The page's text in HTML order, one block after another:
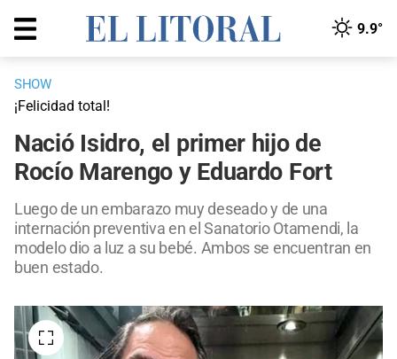
9.9°
SHOW
¡Felicidad total!
Nació Isidro, el primer hijo de
Rocío Marengo y Eduardo Fort
Luego de un embarazo muy deseado y de una
internación preventiva en el Sanatorio Otamendi, la
modelo dio a luz a su bebé. Ambos se encuentran en
buen estado.